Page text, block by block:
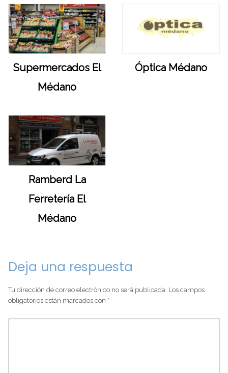
Supermercados El
Médano
Óptica Médano
Ramberd La
Ferretería El
Médano
Deja una respuesta
Tu dirección de correo electrónico no será publicada. Los campos
obligatorios están marcados con *